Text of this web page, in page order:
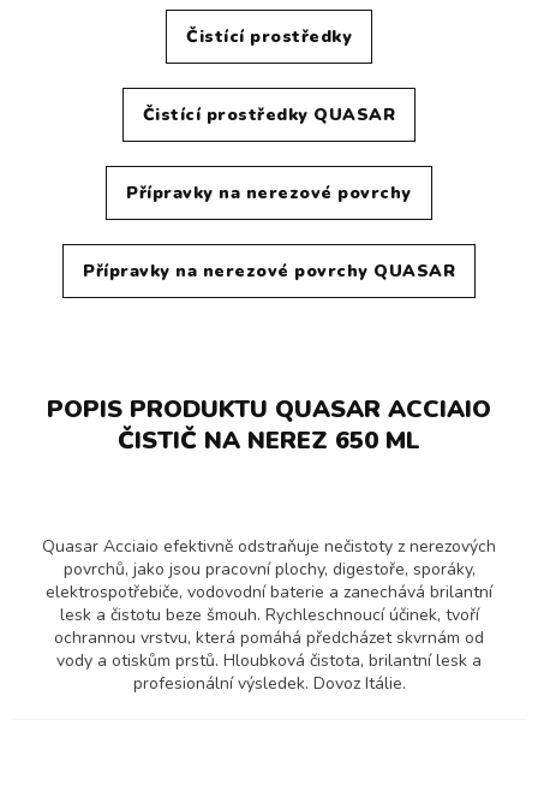
Čistící prostředky
Čistící prostředky QUASAR
Přípravky na nerezové povrchy
Přípravky na nerezové povrchy QUASAR
POPIS PRODUKTU QUASAR ACCIAIO
ČISTIČ NA NEREZ 650 ML
Quasar Acciaio efektivně odstraňuje nečistoty z nerezových
povrchů, jako jsou pracovní plochy, digestoře, sporáky,
elektrospotřebiče, vodovodní baterie a zanechává brilantní
lesk a čistotu beze šmouh. Rychleschnoucí účinek, tvoří
ochrannou vrstvu, která pomáhá předcházet skvrnám od
vody a otiskům prstů. Hloubková čistota, brilantní lesk a
profesionální výsledek. Dovoz Itálie.